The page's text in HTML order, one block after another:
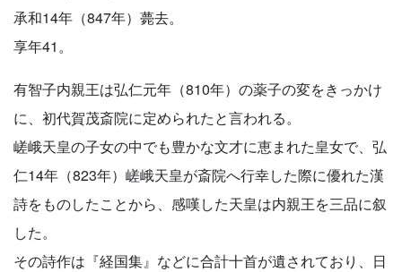
承和14年（847年）薨去。
享年41。
有智子内親王は弘仁元年（810年）の薬子の変をきっかけ
に、初代賀茂斎院に定められたと言われる。
嵯峨天皇の子女の中でも豊かな文才に恵まれた皇女で、弘
仁14年（823年）嵯峨天皇が斎院へ行幸した際に優れた漢
詩をものしたことから、感嘆した天皇は内親王を三品に叙
した。
その詩作は『経国集』などに合計十首が遺されており、日